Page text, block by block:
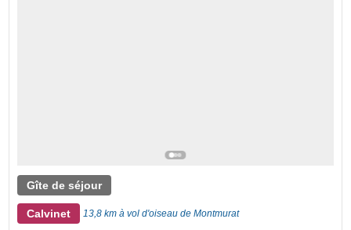
Gîte de séjour
Calvinet 13,8 km à vol d'oiseau de Montmurat